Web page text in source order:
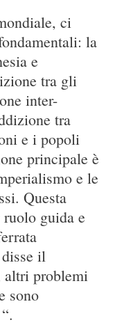
ci
la
e
tra gli
inter-
tra
e i popoli
principale è
e le
Questa
guida e
il
altri problemi
sono
“.